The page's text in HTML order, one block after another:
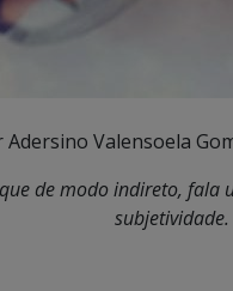
Adersino Valensoela
de modoindireto, fala
subjetividade.